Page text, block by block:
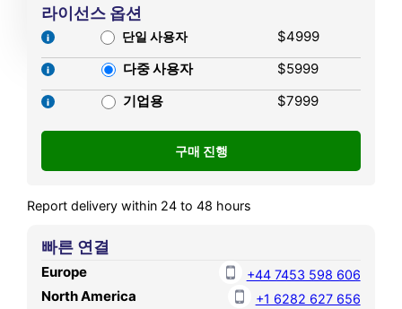
9.44% during the forecast
period.
Market size was valued at
USD 126.63 MN in 2021 and
reached USD 200.98 MN in
2025. It is anticipated to
reach USD 451.50 MN by
7.80% during the forecast
period.
라이선스 옵션
단일 사용자
$4999
다중 사용자
$5999
기업용
$7999
Report delivery within 24 to 48 hours
빠른 연결
Europe +44 7453 598 606
North America +1 6282 627 656